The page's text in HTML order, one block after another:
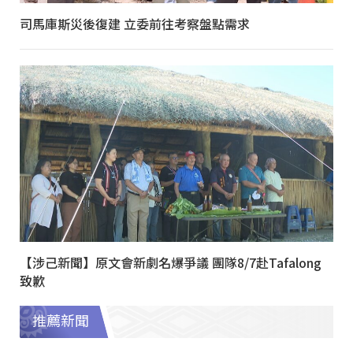
司馬庫斯災後復建 立委前往考察盤點需求
【涉己新聞】原文會新劇名爆爭議 團隊8/7赴Tafalong
致歉
推薦新聞